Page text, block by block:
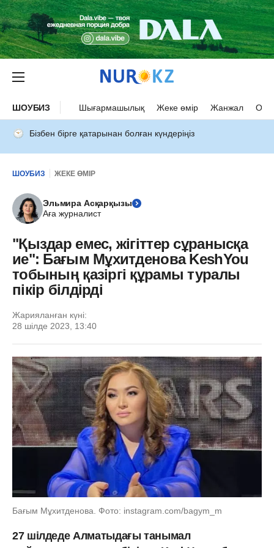
ШОУБИЗ Шығармашылық Жеке өмір Жанжал
Бізбен бірге қатарынан болған күндеріңіз
ШОУБИЗ ЖЕКЕ ӨМІР
Эльмира Асқарқызы
Аға журналист
"Қыздар емес, жігіттер сұранысқа
ие": Бағым Мұхитденова KeshYou
тобының қазіргі құрамы туралы
пікір білдірді
Жарияланған күні:
28 шілде 2023, 13:40
Бағым Мұхитденова. Фото: instagram.com/bagym_m
27 шілдеде Алматыдағы танымал